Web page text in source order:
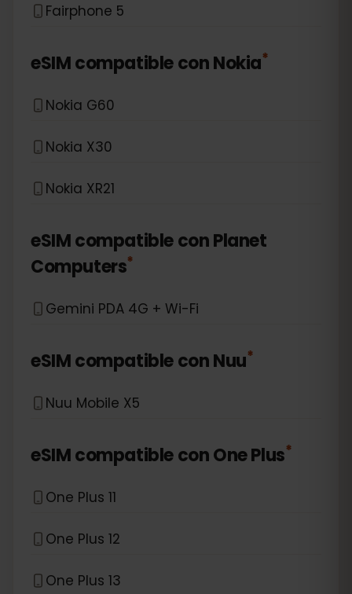
Fairphone 5
eSIM compatible conNokia*
Nokia G60
Nokia X30
Nokia XR21
eSIM compatible conPlanet
Computers*
Gemini PDA 4G + Wi-Fi
eSIM compatible conNuu*
Nuu Mobile X5
eSIM compatible conOne Plus*
One Plus 11
One Plus 12
One Plus 13